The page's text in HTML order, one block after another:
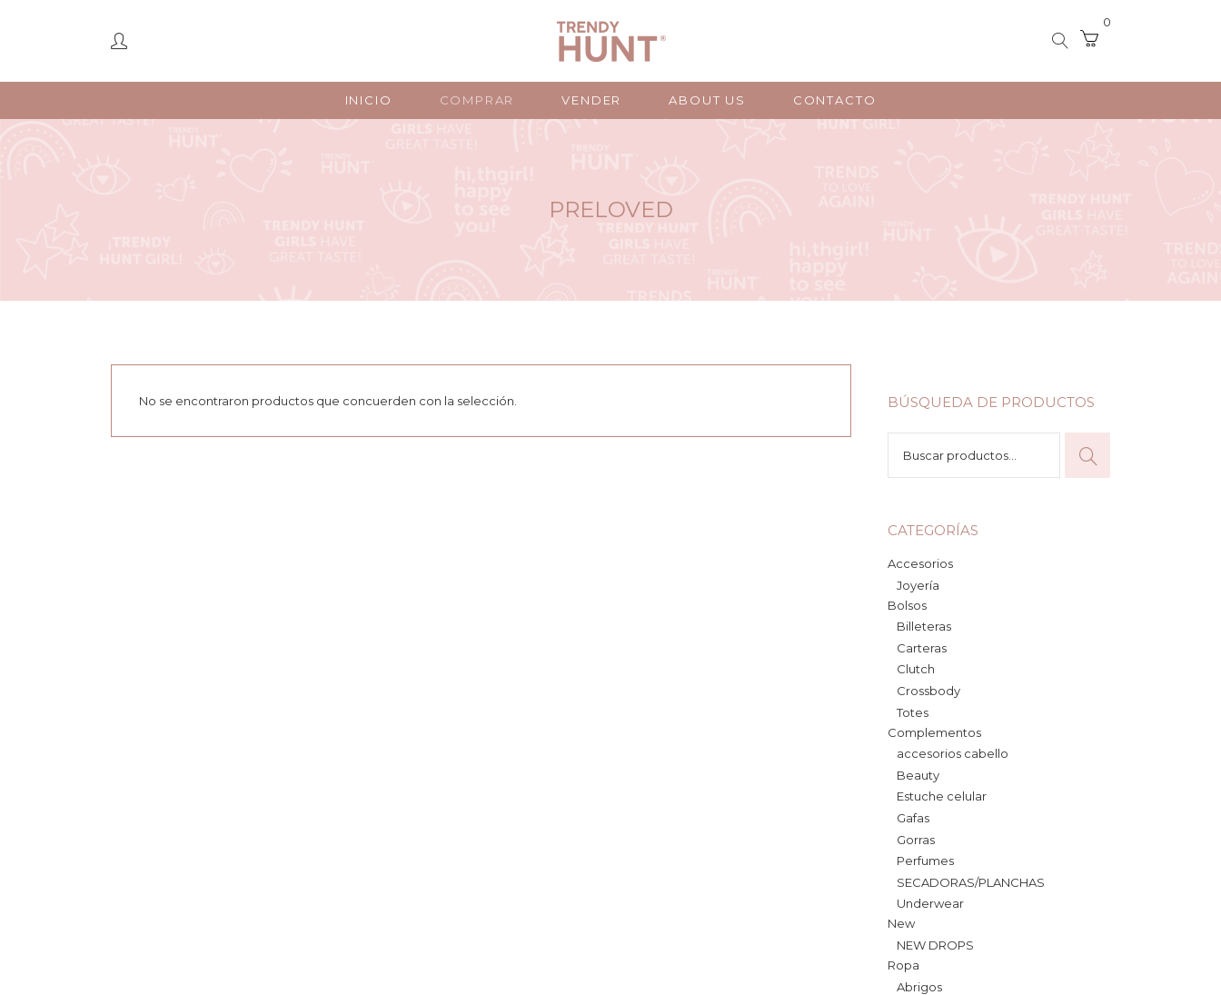
0
INICIO COMPRAR VENDER ABOUT US CONTACTO
PRELOVED
No se encontraron productos que concuerden con la selección. BÚSQUEDA DE PRODUCTOS
por:
CATEGORÍAS
Accesorios
Joyería
Bolsos
Billeteras
Carteras
Clutch
Crossbody
Totes
Complementos
accesorios cabello
Beauty
Estuche celular
Gafas
Gorras
Perfumes
SECADORAS/PLANCHAS
Underwear
New
NEW DROPS
Ropa
Abrigos